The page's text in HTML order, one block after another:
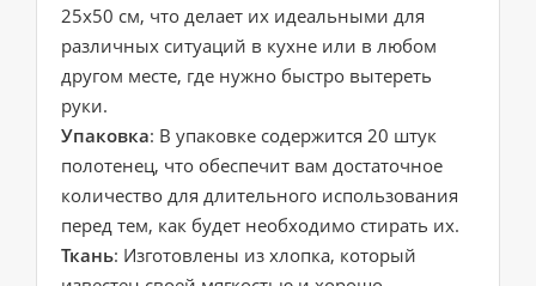
25х50 см, что делает их идеальными для
различных ситуаций в кухне или в любом
другом месте, где нужно быстро вытереть
руки.
Упаковка: В упаковке содержится 20 штук
полотенец, что обеспечит вам достаточное
количество для длительного использования
перед тем, как будет необходимо стирать их.
Ткань: Изготовлены из хлопка, который